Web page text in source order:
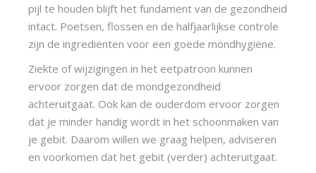
pijl te houden blijft het fundament van de gezondheid
intact. Poetsen, flossen en de halfjaarlijkse controle
zijn de ingrediënten voor een goede mondhygiëne.
Ziekte of wijzigingen in het eetpatroon kunnen
ervoor zorgen dat de mondgezondheid
achteruitgaat. Ook kan de ouderdom ervoor zorgen
dat je minder handig wordt in het schoonmaken van
je gebit. Daarom willen we graag helpen, adviseren
en voorkomen dat het gebit (verder) achteruitgaat.